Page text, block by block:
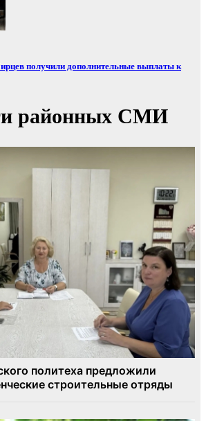
получили дополнительные выплаты к